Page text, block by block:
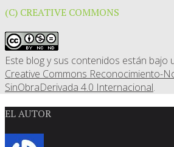
(C) CREATIVE COMMONS
Este blog y sus contenidos están bajo
Creative Commons Reconocimiento-
SinObraDerivada 4.0 Internacional.
EL AUTOR